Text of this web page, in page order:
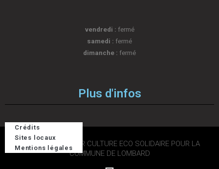
vendredi : fermé
samedi : fermé
dimanche : fermé
Plus d'infos
Crédits
Sites locaux
Mentions légales
2026 © DESIGN PAR CULTURE ECO SOLIDAIRE POUR LA
COMMUNE DE LOMBARD